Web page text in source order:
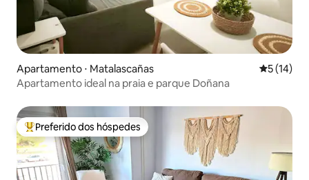
Apartamento ⋅ Matalascañas 5 de uma
5 (14)
Apartamento ideal na praia e parque Doñana
Entre os melhores preferidos dos hóspedes
Preferido dos hóspedes